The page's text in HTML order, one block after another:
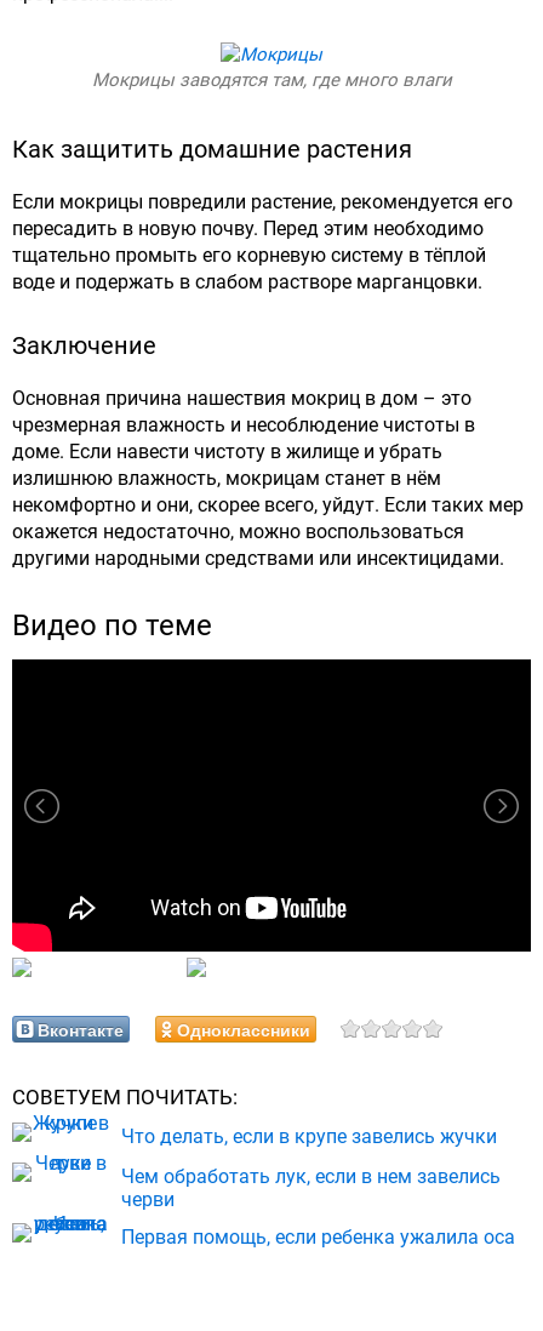
Мокрицы заводятся там, где много влаги
Как защитить домашние растения
Если мокрицы повредили растение, рекомендуется его
пересадить в новую почву. Перед этим необходимо
тщательно промыть его корневую систему в тёплой
воде и подержать в слабом растворе марганцовки.
Заключение
Основная причина нашествия мокриц в дом – это
чрезмерная влажность и несоблюдение чистоты в
доме. Если навести чистоту в жилище и убрать
излишнюю влажность, мокрицам станет в нём
некомфортно и они, скорее всего, уйдут. Если таких мер
окажется недостаточно, можно воспользоваться
другими народными средствами или инсектицидами.
Видео по теме
Вконтакте Одноклассники
СОВЕТУЕМ ПОЧИТАТЬ:
Что делать, если в крупе завелись жучки
Чем обработать лук, если в нем завелись
черви
Первая помощь, если ребенка ужалила оса